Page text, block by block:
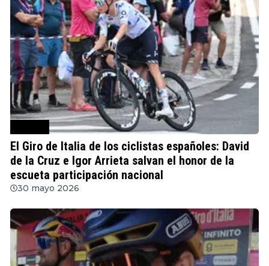
El Giro de Italia de los ciclistas españoles: David
de la Cruz e Igor Arrieta salvan el honor de la
escueta participación nacional
30 mayo 2026